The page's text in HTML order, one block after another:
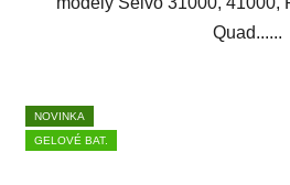
Quad......
NOVINKA
GELOVÉ BAT.